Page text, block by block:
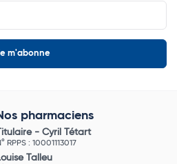
pharmaciens
- Cyril Tétart
RPPS : 10001113017
Talleu